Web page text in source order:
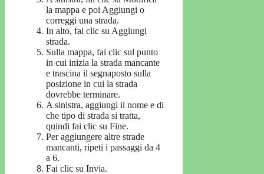
la mappa e poi Aggiungi o
correggi una strada.
In alto, fai clic su Aggiungi
strada.
Sulla mappa, fai clic sul punto
in cui inizia la strada mancante
e trascina il segnaposto sulla
posizione in cui la strada
dovrebbe terminare.
A sinistra, aggiungi il nome e di
che tipo di strada si tratta,
quindi fai clic su Fine.
Per aggiungere altre strade
mancanti, ripeti i passaggi da 4
a 6.
Fai clic su Invia.